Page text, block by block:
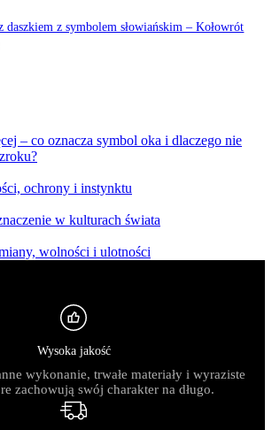
daszkiem z symbolem słowiańskim – Kołowrót
– co oznacza symbol oka i dlaczego nie
ochrony i instynktu
w kulturach świata
wolności i ulotności
Wysoka jakość
wykonanie, trwałe materiały i wyraziste
zachowują swój charakter na długo.